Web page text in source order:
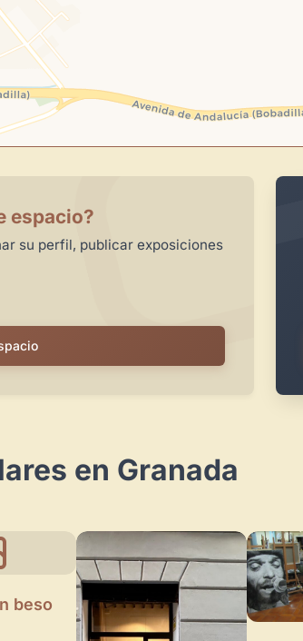
espacio?
su perfil, publicar exposiciones
en Granada
beso